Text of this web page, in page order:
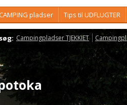
pladser Tips til UDFLUGTER
søg: Campingpladser TJEKKIET